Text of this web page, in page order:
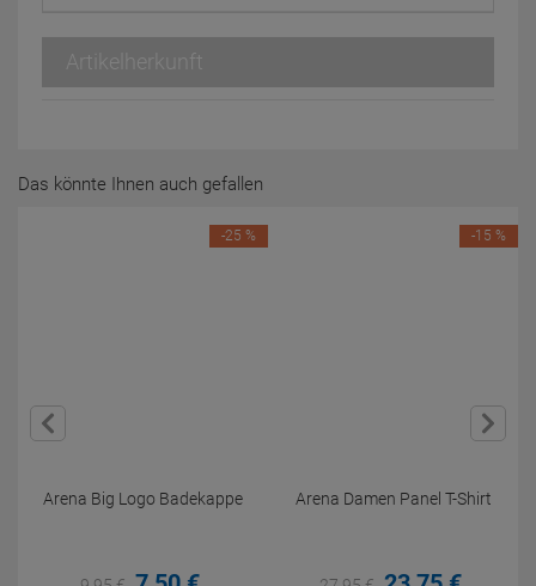
Artikelherkunft
Das könnte Ihnen auch gefallen
Arena Big Logo Badekappe
-25 %
Arena Damen Panel T-Shirt
-15 %